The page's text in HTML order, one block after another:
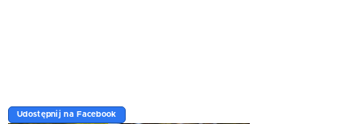
Udostępnij na Facebook